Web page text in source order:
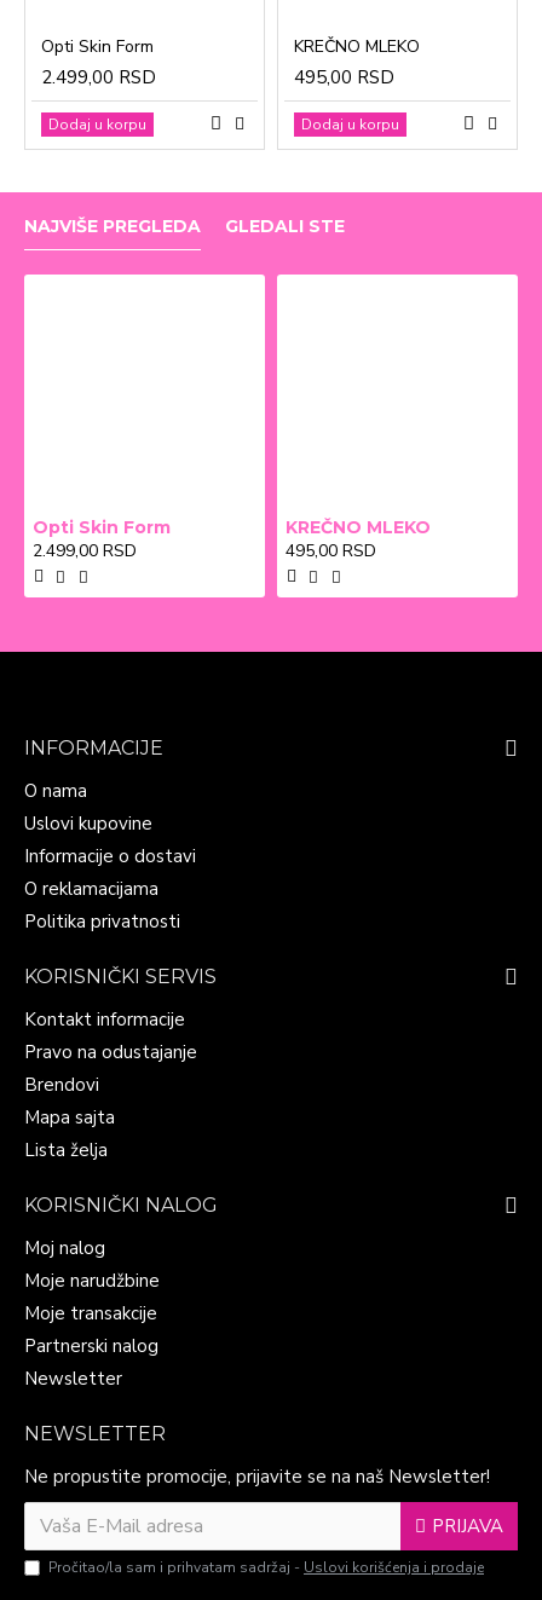
Opti Skin Form
2.499,00 RSD
Dodaj u korpu
KREČNO MLEKO
495,00 RSD
Dodaj u korpu
NAJVIŠE PREGLEDA GLEDALI STE
Opti Skin Form
2.499,00 RSD
KREČNO MLEKO
495,00 RSD
INFORMACIJE
O nama
Uslovi kupovine
Informacije o dostavi
O reklamacijama
Politika privatnosti
KORISNIČKI SERVIS
Kontakt informacije
Pravo na odustajanje
Brendovi
Mapa sajta
Lista želja
KORISNIČKI NALOG
Moj nalog
Moje narudžbine
Moje transakcije
Partnerski nalog
Newsletter
NEWSLETTER
Ne propustite promocije, prijavite se na naš Newsletter!
PRIJAVA
Pročitao/la sam i prihvatam sadržaj - Uslovi korišćenja i prodaje